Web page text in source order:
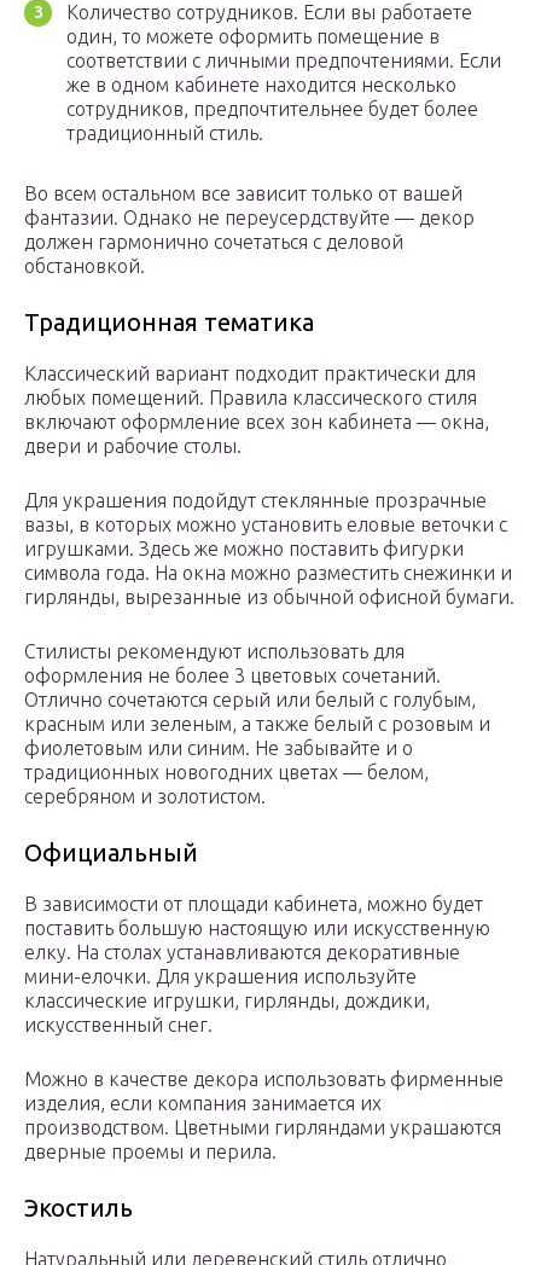
Количество сотрудников. Если вы работаете
один, то можете оформить помещение в
соответствии с личными предпочтениями. Если
же в одном кабинете находится несколько
сотрудников, предпочтительнее будет более
традиционный стиль.
Во всем остальном все зависит только от вашей
фантазии. Однако не переусердствуйте — декор
должен гармонично сочетаться с деловой
обстановкой.
Традиционная тематика
Классический вариант подходит практически для
любых помещений. Правила классического стиля
включают оформление всех зон кабинета — окна,
двери и рабочие столы.
Для украшения подойдут стеклянные прозрачные
вазы, в которых можно установить еловые веточки с
игрушками. Здесь же можно поставить фигурки
символа года. На окна можно разместить снежинки и
гирлянды, вырезанные из обычной офисной бумаги.
Стилисты рекомендуют использовать для
оформления не более 3 цветовых сочетаний.
Отлично сочетаются серый или белый с голубым,
красным или зеленым, а также белый с розовым и
фиолетовым или синим. Не забывайте и о
традиционных новогодних цветах — белом,
серебряном и золотистом.
Официальный
В зависимости от площади кабинета, можно будет
поставить большую настоящую или искусственную
елку. На столах устанавливаются декоративные
мини-елочки. Для украшения используйте
классические игрушки, гирлянды, дождики,
искусственный снег.
Можно в качестве декора использовать фирменные
изделия, если компания занимается их
производством. Цветными гирляндами украшаются
дверные проемы и перила.
Экостиль
Натуральный или деревенский стиль отлично